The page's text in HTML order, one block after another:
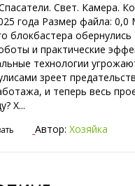
Свет. Камера.
года Размер файла:
блокбастера обернулись
и практические
технологии
зреет
и теперь весь
Х...
Автор:Хозяйка